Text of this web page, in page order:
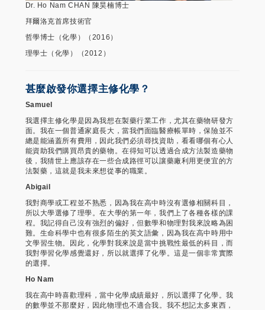
Dr. Ho Nam CHAN 陳昊楠博士
拜爾洛克首席技術官
哲學博士（化學）（2016）
理學士（化學）（2012）
甚麼啟發你選擇主修化學？
Samuel
我選擇主修化學是因為我想在製藥行業工作，尤其在藥物研發方
面。我在一個普通家庭長大，當我們面臨醫療帳單時，保險並不
總是能涵蓋所有費用，因此我們必須尋找資助，看看哪個有心人
能資助我們購買昂貴的藥物。在得知可以透過合成方法製造藥物
後，我猜世上應該存在一些合成路徑可以讓藥廠利用更便宜的方
法製藥，這就是我未來想從事的職業。
Abigail
我對商學或工程並不熟悉，因為我在高中時沒有選修相關科目，
所以大學選修了理學。在大學的第一年，我們上了各種各樣的課
程。我記得自己沒有強烈的偏好，但數學和物理對我來說略為困
難。生命科學中也有很多陌生的英文語彙，因為我在高中時用中
文學習生物。因此，化學對我來說是當中挑戰性最低的科目，而
我對學習化學感覺還好，所以就選擇了化學。這是一個非常實際
的選擇。
Ho Nam
我在高中時喜歡理科，當中化學成績最好，所以選擇了化學。我
的數學並不那麼好，因此物理也不適合我。我不想記太多東西，